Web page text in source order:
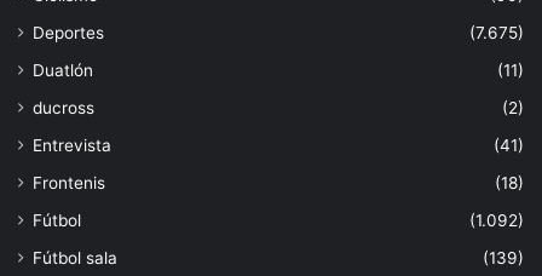
Deportes
(7.675)
Duatlón
(11)
ducross
(2)
Entrevista
(41)
Frontenis
(18)
Fútbol
(1.092)
Fútbol sala
(139)